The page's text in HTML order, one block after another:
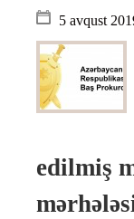
5 avqust
edilmiş